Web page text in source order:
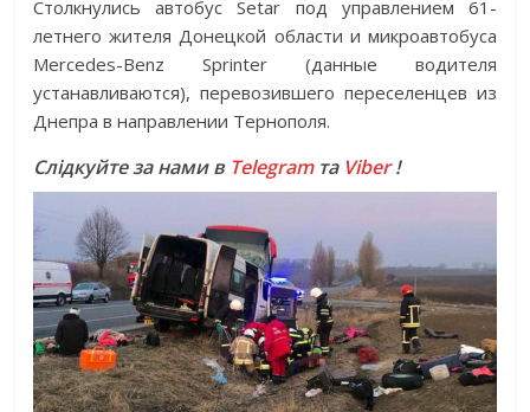
Столкнулись автобус Setar под управлением 61-
летнего жителя Донецкой области и микроавтобуса
Mercedes-Benz Sprinter (данные водителя
устанавливаются), перевозившего переселенцев из
Днепра в направлении Тернополя.
Слідкуйте за нами в Telegramта Viber!